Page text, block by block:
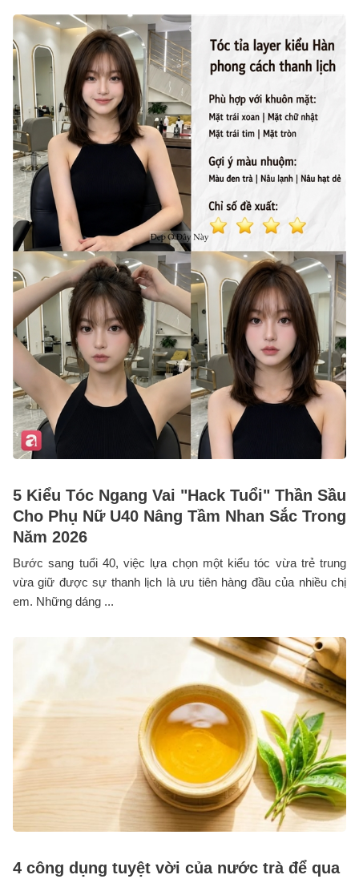
5 Kiểu Tóc Ngang Vai "Hack Tuổi" Thần Sầu
Cho Phụ Nữ U40 Nâng Tầm Nhan Sắc Trong
Năm 2026
Bước sang tuổi 40, việc lựa chọn một kiểu tóc vừa trẻ trung
vừa giữ được sự thanh lịch là ưu tiên hàng đầu của nhiều chị
em. Những dáng ...
4 công dụng tuyệt vời của nước trà để qua